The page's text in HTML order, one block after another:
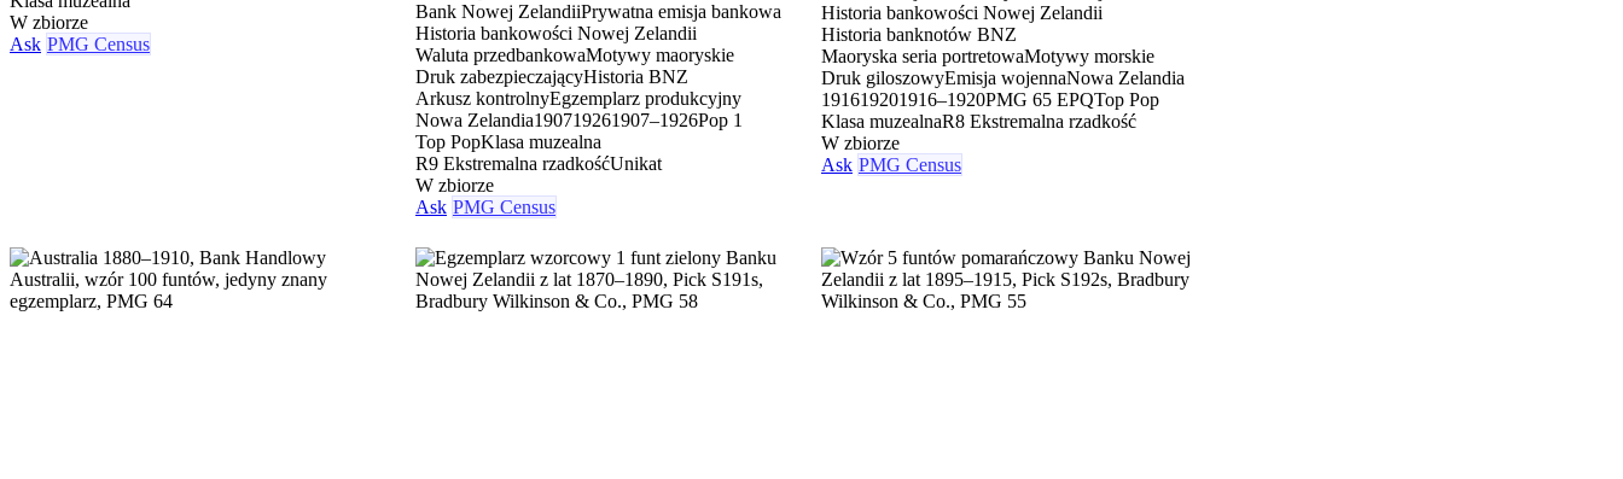
W zbiorze
Ask PMG Census
Bank Nowej ZelandiiPrywatna emisja bankowa
Historia bankowości Nowej Zelandii
Waluta przedbankowaMotywy maoryskie
Druk zabezpieczającyHistoria BNZ
Arkusz kontrolnyEgzemplarz produkcyjny
Nowa Zelandia190719261907–1926Pop 1
Top PopKlasa muzealna
R9 Ekstremalna rzadkośćUnikat
W zbiorze
Ask PMG Census
Historia bankowości Nowej Zelandii
Historia banknotów BNZ
Maoryska seria portretowaMotywy morskie
Druk giloszowyEmisja wojennaNowa Zelandia
191619201916–1920PMG 65 EPQTop Pop
Klasa muzealnaR8 Ekstremalna rzadkość
W zbiorze
Ask PMG Census